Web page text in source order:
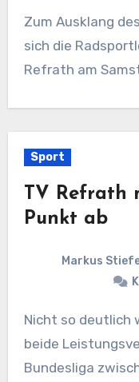
Zum Ausklang des goldenen Sommers treffen
sich die
Refrath am
Sport
TV Refrath
Punkt ab
Markus
Nicht so deutlich wie erwartet verliefen die
beide
Bundesliga